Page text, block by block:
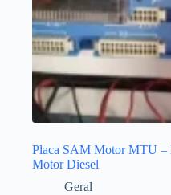
Placa SAM Motor MTU –
Motor Diesel
Geral